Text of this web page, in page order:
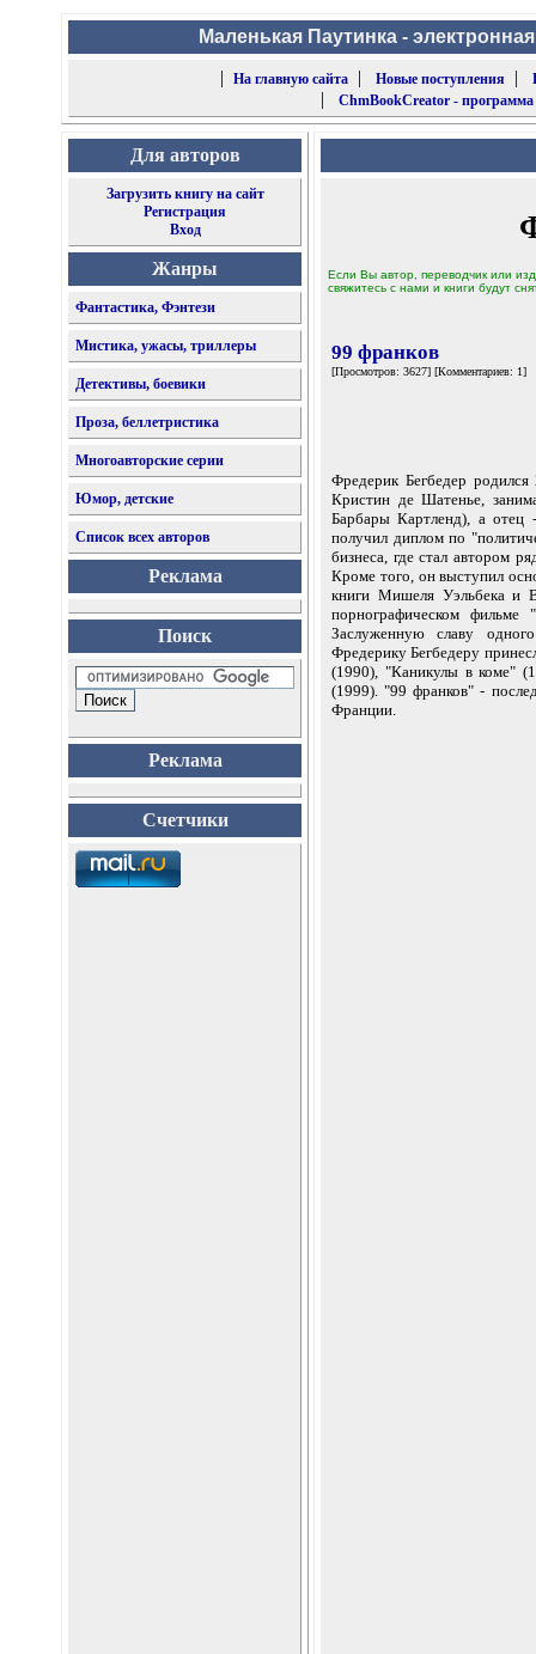
Маленькая Паутинка -
|
На главную сайта| Новые поступления |
| ChmBookCreator -
Для авторов
Загрузить книгу на сайт
Регистрация
Вход
Жанры
Фантастика, Фэнтези
Мистика, ужасы, триллеры
Детективы, боевики
Проза, беллетристика
Многоавторские серии
Юмор, детские
Список всех авторов
Реклама
Поиск
Реклама
Счетчики
Если Вы автор, переводчик или
свяжитесь с нами и книги будут
99 франков
[Просмотров: 3627] [Комментариев: 1]
Фредерик Бегбедер
Кристин де Шатенье,
Барбары Картленд), а отец
получил диплом по
бизнеса, где стал автором
Кроме того, он выступил
книги Мишеля Уэльбека и
порнографическом
Заслуженную славу
Фредерику Бегбедеру
(1990), "Каникулы в коме"
(1999). "99 франков" -
Франции.